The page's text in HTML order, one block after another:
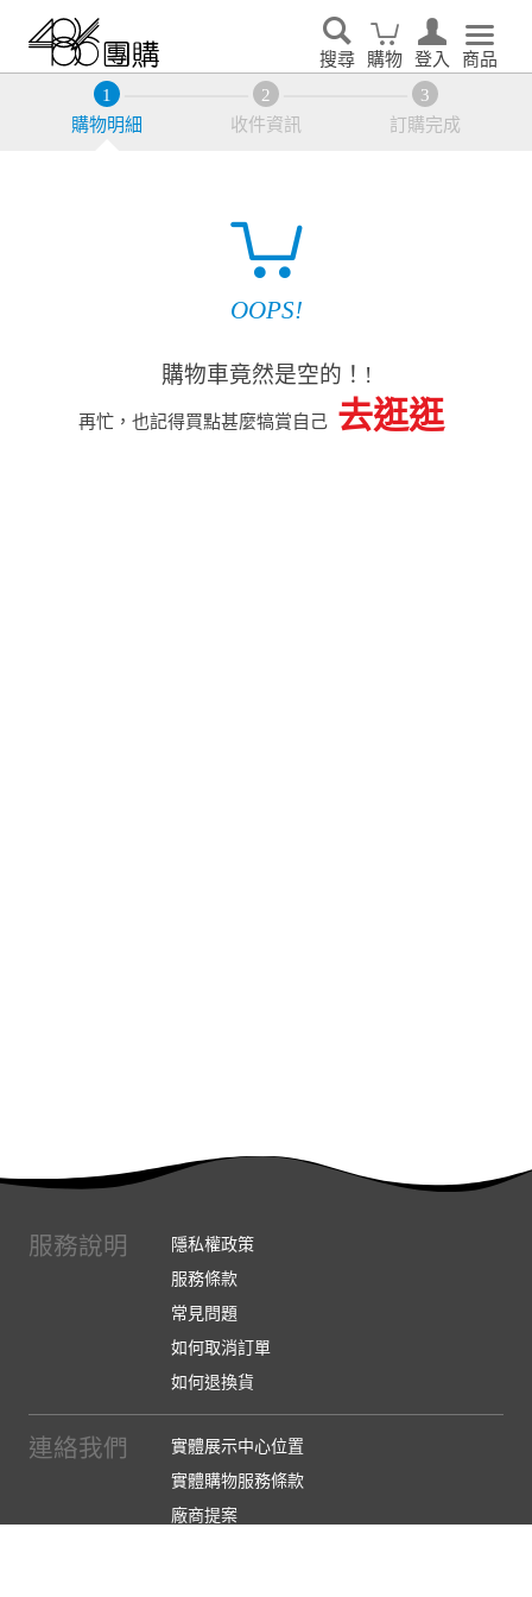
搜尋 購物 登入 商品
購物明細 收件資訊 訂購完成
OOPS!
購物車竟然是空的！!
再忙，也記得買點甚麼犒賞自己 去逛逛
服務說明
隱私權政策
服務條款
常見問題
如何取消訂單
如何退換貨
連絡我們
實體展示中心位置
實體購物服務條款
廠商提案